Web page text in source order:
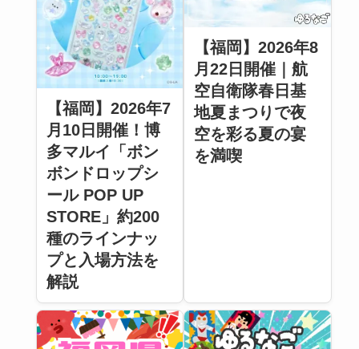
【福岡】2026年7
月10日開催！博
多マルイ「ボン
ボンドロップシ
ール POP UP
STORE」約200
種のラインナッ
プと入場方法を
解説
【福岡】2026年8
月22日開催｜航
空自衛隊春日基
地夏まつりで夜
空を彩る夏の宴
を満喫